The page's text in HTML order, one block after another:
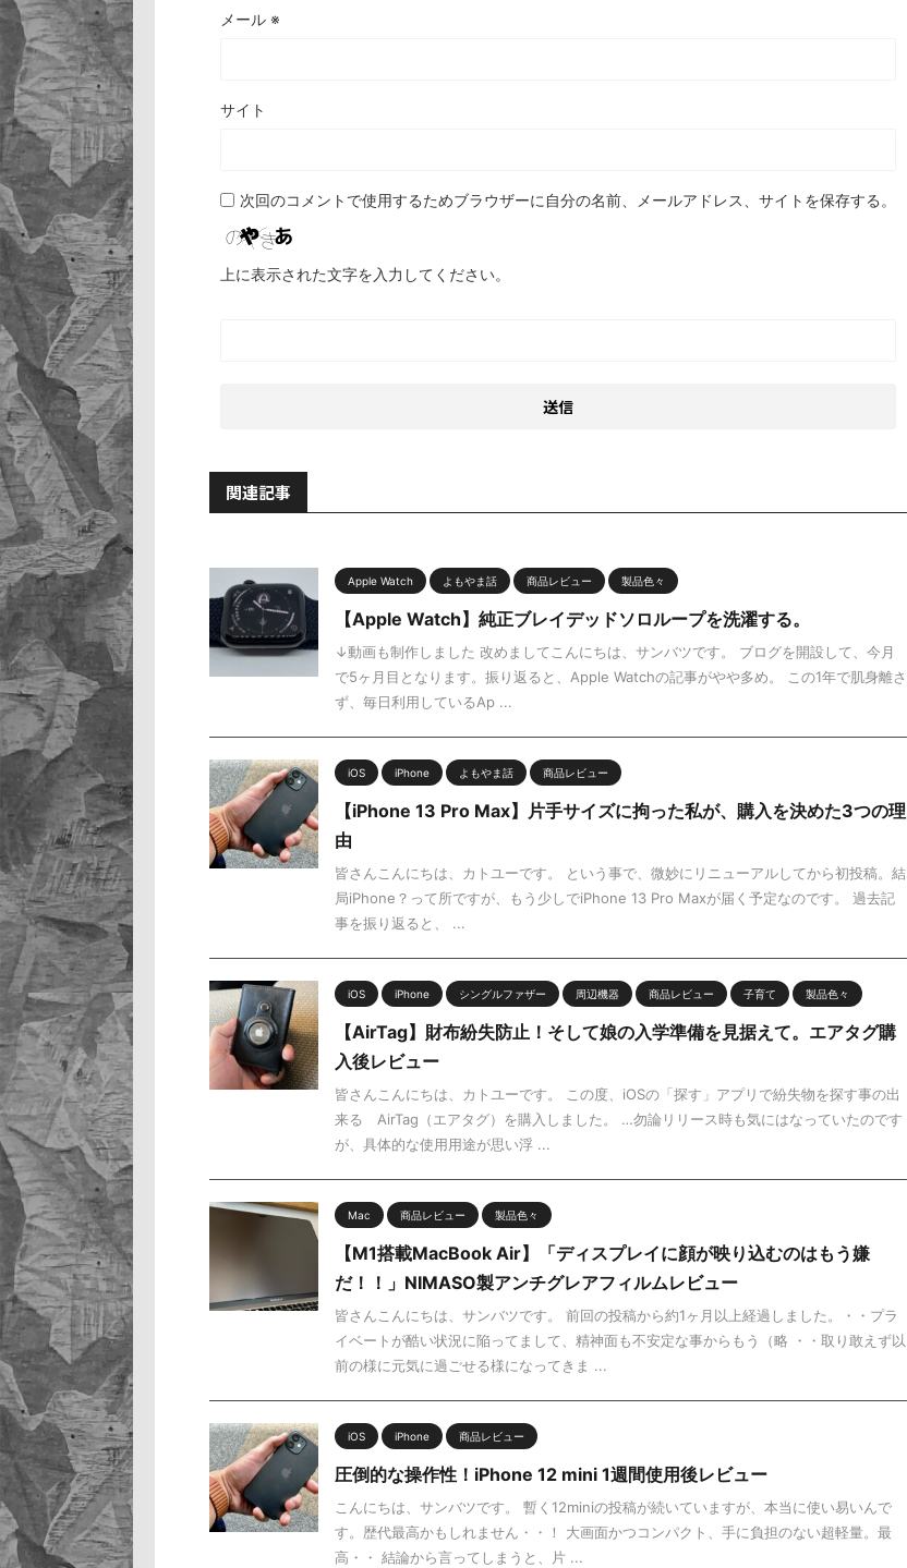
メール ※
サイト
次回のコメントで使用するためブラウザーに自分の名前、メールアドレス、サイトを保存する。
上に表示された文字を入力してください。
関連記事
Apple Watch よもやま話 商品レビュー 製品色々
【Apple Watch】純正ブレイデッドソロループを洗濯する。
↓動画も制作しました 改めましてこんにちは、サンバツです。 ブログを開設して、今月
で5ヶ月目となります。振り返ると、Apple Watchの記事がやや多め。 この1年で肌身離さ
ず、毎日利用しているAp ...
iOS iPhone よもやま話 商品レビュー
【iPhone 13 Pro Max】片手サイズに拘った私が、購入を決めた3つの理
由
皆さんこんにちは、カトユーです。 という事で、微妙にリニューアルしてから初投稿。結
局iPhone？って所ですが、もう少しでiPhone 13 Pro Maxが届く予定なのです。 過去記
事を振り返ると、 ...
iOS iPhone シングルファザー 周辺機器 商品レビュー 子育て 製品色々
【AirTag】財布紛失防止！そして娘の入学準備を見据えて。エアタグ購
入後レビュー
皆さんこんにちは、カトユーです。 この度、iOSの「探す」アプリで紛失物を探す事の出
来る AirTag（エアタグ）を購入しました。 …勿論リリース時も気にはなっていたのです
が、具体的な使用用途が思い浮 ...
Mac 商品レビュー 製品色々
【M1搭載MacBook Air】「ディスプレイに顔が映り込むのはもう嫌
だ！！」NIMASO製アンチグレアフィルムレビュー
皆さんこんにちは、サンバツです。 前回の投稿から約1ヶ月以上経過しました。・・プラ
イベートが酷い状況に陥ってまして、精神面も不安定な事からもう（略 ・・取り敢えず以
前の様に元気に過ごせる様になってきま ...
iOS iPhone 商品レビュー
圧倒的な操作性！iPhone 12 mini 1週間使用後レビュー
こんにちは、サンバツです。 暫く12miniの投稿が続いていますが、本当に使い易いんで
す。歴代最高かもしれません・・！ 大画面かつコンパクト、手に負担のない超軽量。最
高・・ 結論から言ってしまうと、片 ...